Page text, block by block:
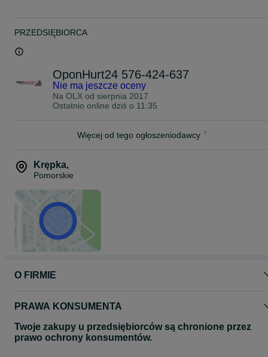
Masz pytania? Skontaktuj się telefonicznie – pomożemy i
doradzimy.
PRZEDSIĘBIORCA
OponHurt24 576-424-637
Nie ma jeszcze oceny
Na OLX od sierpnia 2017
Ostatnio online dziś o 11:35
Więcej od tego ogłoszeniodawcy
Krępka,
Pomorskie
O FIRMIE
PRAWA KONSUMENTA
Twoje zakupy u przedsiębiorców są chronione przez
prawo ochrony konsumentów.